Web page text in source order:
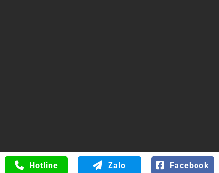
Hotline Zalo Facebook